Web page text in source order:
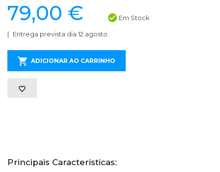
79,00 € Em Stock
Entrega prevista dia 12 agosto
ADICIONAR AO CARRINHO
Principais Caracteristicas: